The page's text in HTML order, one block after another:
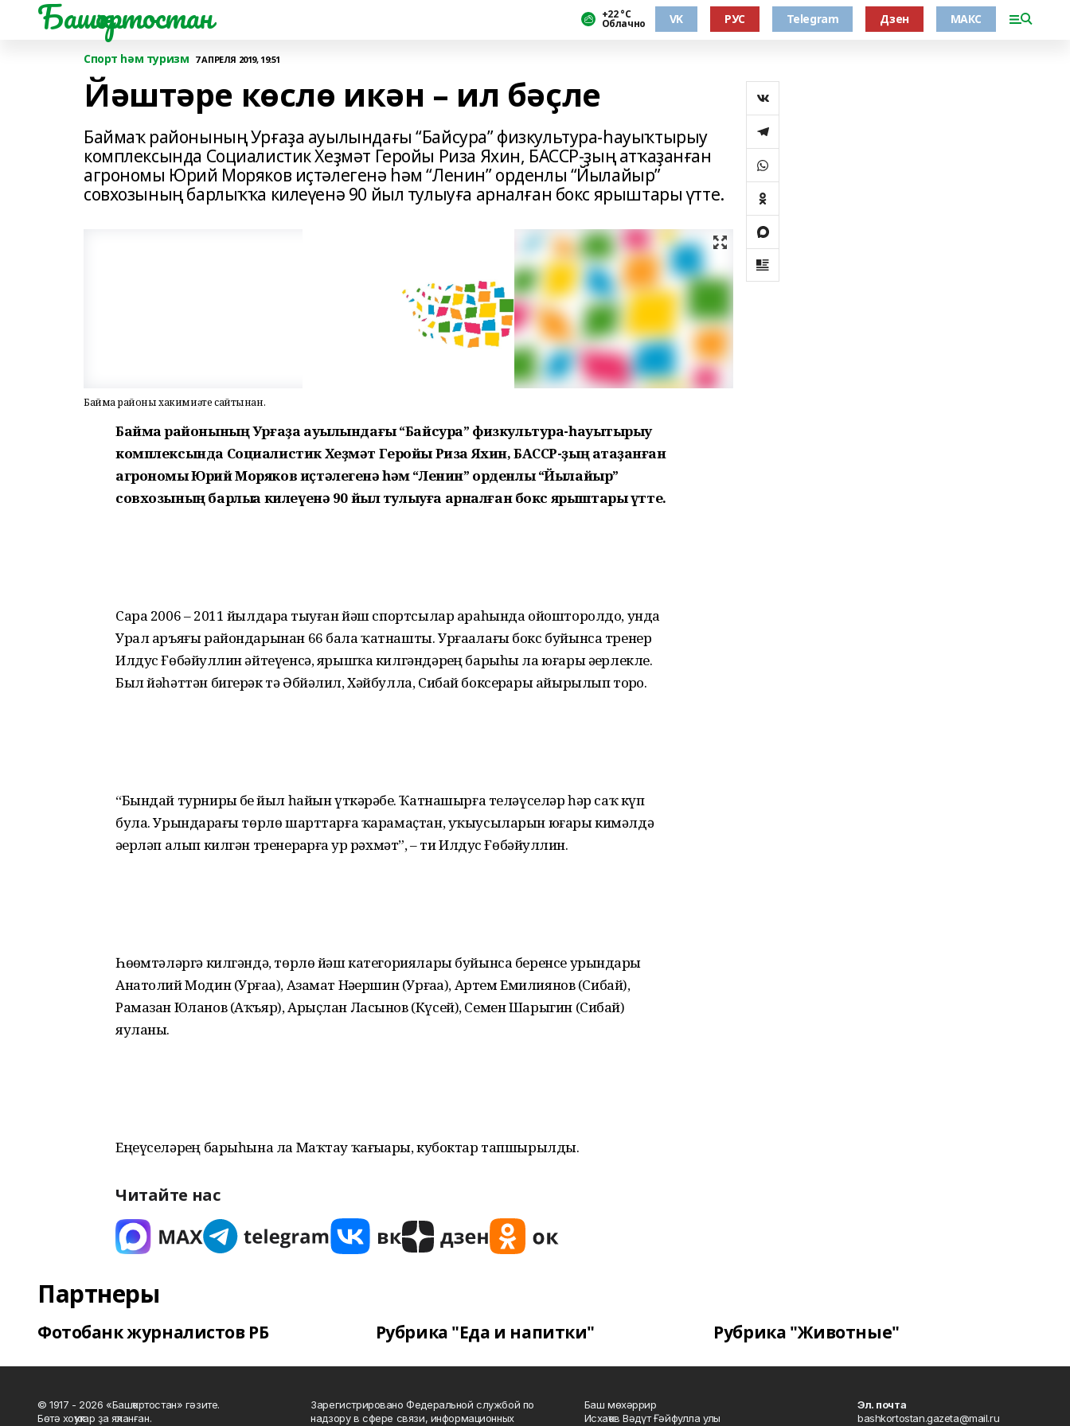
Башҡортостан +22 °С
Облачно VK РУС Telegram Дзен МАКС
Спорт һәм туризм 7 АПРЕЛЯ 2019, 19:51
Йәштәре көслө икән – ил бәҫле
Баймаҡ районының Урғаҙа ауылындағы “Байсура” физкультура-һауыҡтырыу
комплексында Социалистик Хеҙмәт Геройы Риза Яхин, БАССР-ҙың атҡаҙанған
агрономы Юрий Моряков иҫтәлегенә һәм “Ленин” орденлы “Йылайыр”
совхозының барлыҡҡа килеүенә 90 йыл тулыуға арналған бокс ярыштары үтте.
Баймаҡ районы хакимиәте сайтынан.
Баймаҡ районының Урғаҙа ауылындағы “Байсура” физкультура-һауыҡтырыу
комплексында Социалистик Хеҙмәт Геройы Риза Яхин, БАССР-ҙың атҡаҙанған
агрономы Юрий Моряков иҫтәлегенә һәм “Ленин” орденлы “Йылайыр”
совхозының барлыҡҡа килеүенә 90 йыл тулыуға арналған бокс ярыштары үтте.
Сара 2006 – 2011 йылдарҙа тыуған йәш спортсылар араһында ойошторолдо, унда
Урал аръяғы райондарынан 66 бала ҡатнашты. Урғаҙалағы бокс буйынса тренер
Илдус Ғөбәйҙуллин әйтеүенсә, ярышҡа килгәндәрҙең барыһы ла юғары әҙерлекле.
Был йәһәттән бигерәк тә Әбйәлил, Хәйбулла, Сибай боксерҙары айырылып торҙо.
“Бындай турнирҙы беҙ йыл һайын үткәрәбеҙ. Ҡатнашырға теләүселәр һәр саҡ күп
була. Урындарҙағы төрлө шарттарға ҡарамаҫтан, уҡыусыларын юғары кимәлдә
әҙерләп алып килгән тренерҙарға ҙур рәхмәт”, – ти Илдус Ғөбәйҙуллин.
Һөҙөмтәләргә килгәндә, төрлө йәш категориялары буйынса беренсе урындарҙы
Анатолий Модин (Урғаҙа), Азамат Нәҙершин (Урғаҙа), Артем Емилиянов (Сибай),
Рамазан Юланов (Аҡъяр), Арыҫлан Ласынов (Күсей), Семен Шарыгин (Сибай)
яуланы.
Еңеүселәрҙең барыһына ла Маҡтау ҡағыҙҙары, кубоктар тапшырылды.
Читайте нас
Партнеры
Фотобанк журналистов РБ Рубрика "Еда и напитки" Рубрика "Животные"
© 1917 - 2026 «Башҡортостан» гәзите.
Бөтә хоҡуҡтар ҙа яҡланған.
Зарегистрировано Федеральной службой по
надзору в сфере связи, информационных
Баш мөхәррир
Исхаҡов Вәдүт Ғәйфулла улы
Эл. почта
bashkortostan.gazeta@mail.ru